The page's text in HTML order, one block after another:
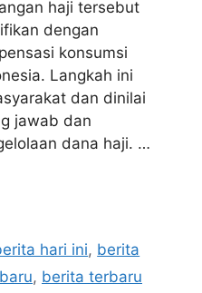
haji tersebut
dengan
konsumsi
Langkah ini
dan dinilai
jawab dan
dana haji. …
hari ini, berita
, berita terbaru